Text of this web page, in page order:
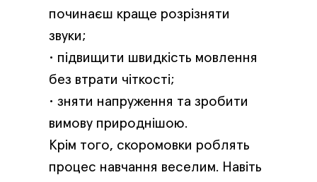
починаєш краще розрізняти
звуки;
• підвищити швидкість мовлення
без втрати чіткості;
• зняти напруження та зробити
вимову природнішою.
Крім того, скоромовки роблять
процес навчання веселим. Навіть